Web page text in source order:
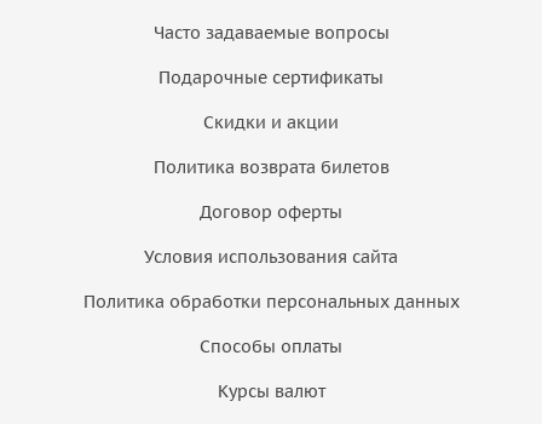
Часто задаваемые вопросы
Подарочные сертификаты
Скидки и акции
Политика возврата билетов
Договор оферты
Условия использования сайта
Политика обработки персональных данных
Способы оплаты
Курсы валют